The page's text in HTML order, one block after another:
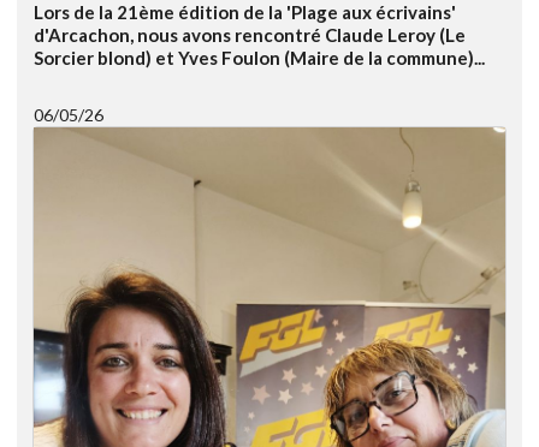
Lors de la 21ème édition de la 'Plage aux écrivains'
d'Arcachon, nous avons rencontré Claude Leroy (Le
Sorcier blond) et Yves Foulon (Maire de la commune)...
06/05/26